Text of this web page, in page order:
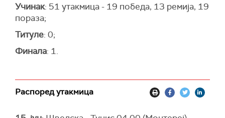
Учинак: 51 утакмица - 19 победа, 13 ремија, 19
пораза;
Титуле: 0;
Финала: 1.
Распоред утакмица